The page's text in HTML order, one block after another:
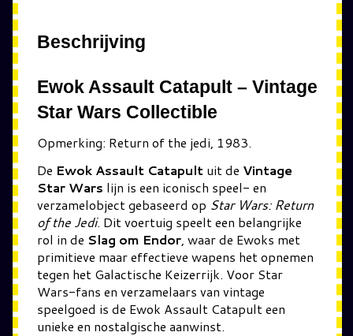
Beschrijving
Ewok Assault Catapult – Vintage
Star Wars Collectible
Opmerking: Return of the jedi, 1983.
De Ewok Assault Catapult uit de Vintage
Star Wars lijn is een iconisch speel- en
verzamelobject gebaseerd op Star Wars: Return
of the Jedi. Dit voertuig speelt een belangrijke
rol in de Slag om Endor , waar de Ewoks met
primitieve maar effectieve wapens het opnemen
tegen het Galactische Keizerrijk. Voor Star
Wars-fans en verzamelaars van vintage
speelgoed is de Ewok Assault Catapult een
unieke en nostalgische aanwinst.